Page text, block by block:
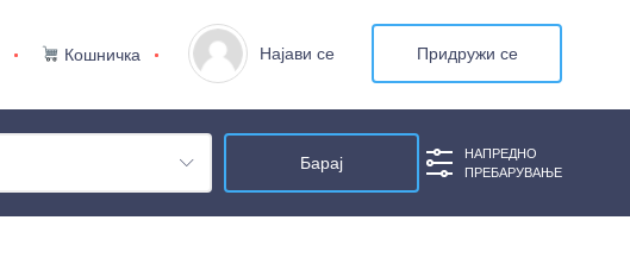
Кошничка Најави се Придружи се
НАПРЕДНО
ПРЕБАРУВАЊЕ